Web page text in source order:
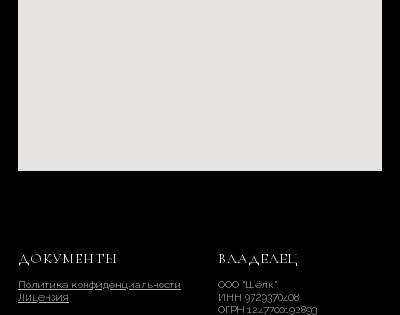
ДОКУМЕНТЫ
Политика конфиденциальности
Лицензия
ВЛАДЕЛЕЦ
ООО "Шёлк"
ИНН 9729370408
ОГРН 1247700192893